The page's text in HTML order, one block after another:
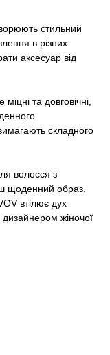
стильний
в різних
аксесуар від
та довговічні,
складного
волосся з
щоденний образ.
втілює дух
дизайнером жіночої